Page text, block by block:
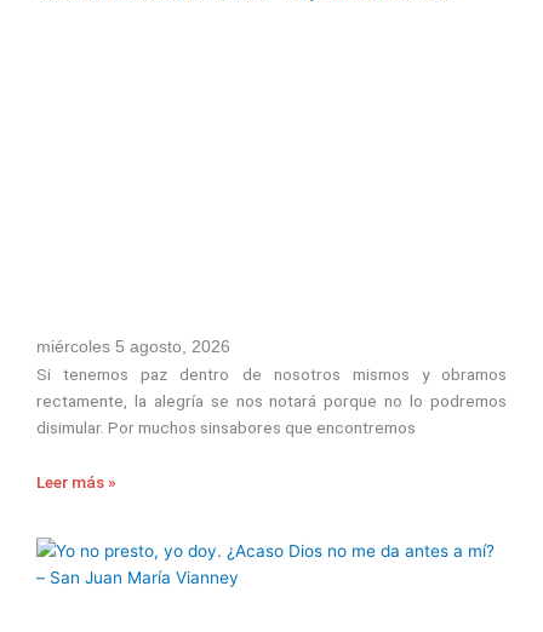
miércoles 5 agosto, 2026
Si tenemos paz dentro de nosotros mismos y obramos
rectamente, la alegría se nos notará porque no lo podremos
disimular. Por muchos sinsabores que encontremos
Leer más »